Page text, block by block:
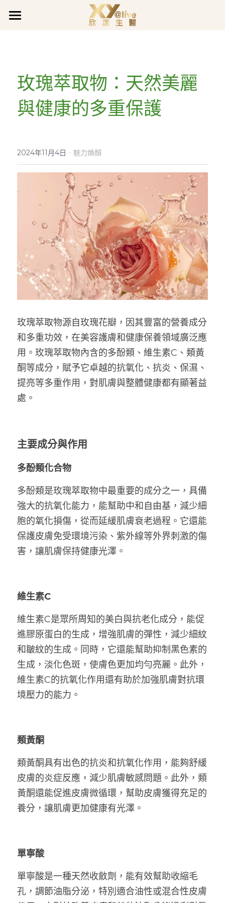
品質堅持
企業沿革
獲獎肯定
企業活動
最新消息
最新公告
全系列產品
煥膚潤采
豐盈亮澤
真智妍系列
活力充沛專欄
魅力煥顏專欄
健康守護專欄
會員專區
會員登入
LINE@客服
玫瑰萃取物：天然美麗
與健康的多重保護
2024年11月4日 · 魅力煥顏
玫瑰萃取物源自玫瑰花瓣，因其豐富的營養成分
和多重功效，在美容護膚和健康保養領域廣泛應
用。玫瑰萃取物內含的多酚類、維生素C、類黃
酮等成分，賦予它卓越的抗氧化、抗炎、保濕、
提亮等多重作用，對肌膚與整體健康都有顯著益
處。
主要成分與作用
多酚類化合物
多酚類是玫瑰萃取物中最重要的成分之一，具備
強大的抗氧化能力，能幫助中和自由基，減少細
胞的氧化損傷，從而延緩肌膚衰老過程。它還能
保護皮膚免受環境污染、紫外線等外界刺激的傷
害，讓肌膚保持健康光澤。
維生素C
維生素C是眾所周知的美白與抗老化成分，能促
進膠原蛋白的生成，增強肌膚的彈性，減少細紋
和皺紋的生成。同時，它還能幫助抑制黑色素的
生成，淡化色斑，使膚色更加均勻亮麗。此外，
維生素C的抗氧化作用還有助於加強肌膚對抗環
境壓力的能力。
類黃酮
類黃酮具有出色的抗炎和抗氧化作用，能夠舒緩
皮膚的炎症反應，減少肌膚敏感問題。此外，類
黃酮還能促進皮膚微循環，幫助皮膚獲得充足的
養分，讓肌膚更加健康有光澤。
單寧酸
單寧酸是一種天然收斂劑，能有效幫助收縮毛
孔，調節油脂分泌，特別適合油性或混合性皮膚